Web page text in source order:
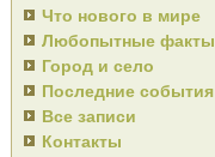
Что нового в мире
Любопытные факты
Город и село
Последние события
Все записи
Контакты